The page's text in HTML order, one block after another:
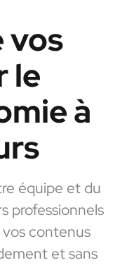
vos
le
à
équipe et du
professionnels
vos contenus
et sans